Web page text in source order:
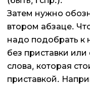
Затем нужно
втором абзаце.
надо подобрать к
без приставки или
слова, которая
приставкой.